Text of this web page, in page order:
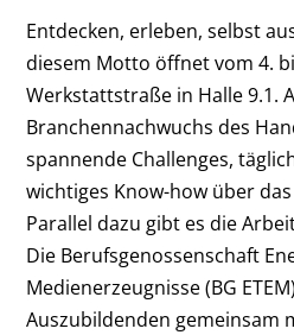
Entdecken, erleben, selbst
diesem Motto öffnet vom 4.
Werkstattstraße in Halle 9.1.
Branchennachwuchs des
spannende Challenges,
wichtiges Know-how über
Parallel dazu gibt es die
Die Berufsgenossenschaft
Medienerzeugnisse (BG
Auszubildenden gemeinsam